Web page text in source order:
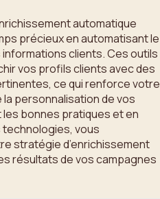
automatique
précieux en automatisant le
clients. Ces outils
vos profils clients avec des
ce qui renforce votre
personnalisation de vos
bonnes pratiques et en
technologies, vous
stratégie d’enrichissement
résultats de vos campagnes